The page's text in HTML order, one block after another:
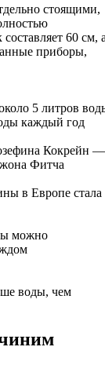
стоящими,
60 см,
приборы,
5 литров
каждый год
Кокрейн —
Фитча
в Европе стала
можно
воды, чем